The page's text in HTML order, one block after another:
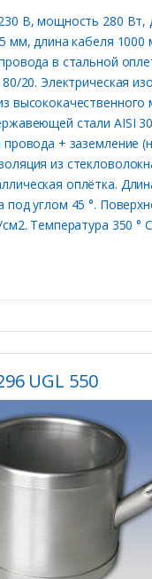
В, мощность 280 Вт,
мм, длина кабеля 1000
в стальной
20. Электрическая
высококачественного
стали AISI
+ заземление
из
оплётка.
под углом 45 °.
Температура 350 °
UGL 550